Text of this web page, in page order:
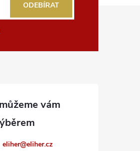
ODEBÍRAT
eliher@eliher.cz